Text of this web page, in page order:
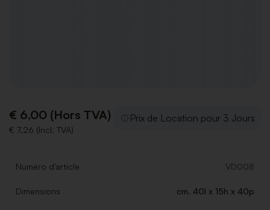
€ 6,00 (Hors TVA)
€ 7,26 (Incl. TVA)
Prix de Location pour 3 Jours
Numéro d'article VD008
Dimensions cm. 40l x 15h x 40p